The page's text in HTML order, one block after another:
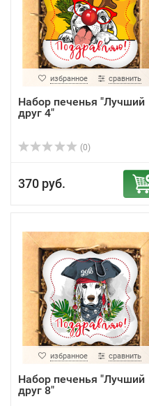
избранное сравнить
Набор печенья "Лучший
друг 4"
(0)
370 руб.
избранное сравнить
Набор печенья "Лучший
друг 8"